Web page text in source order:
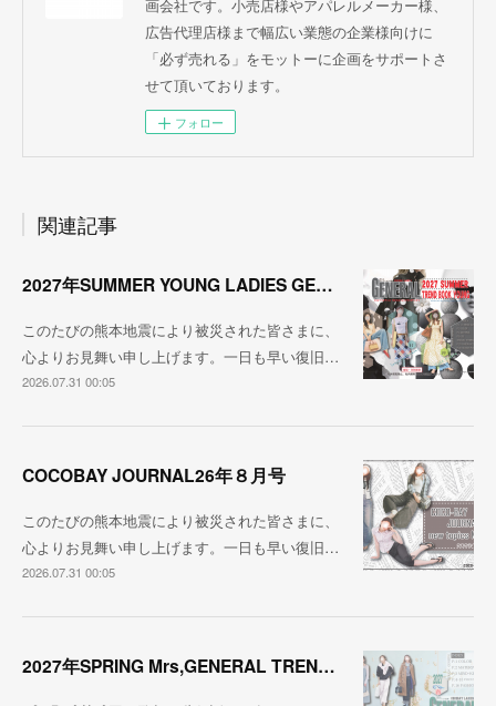
画会社です。小売店様やアパレルメーカー様、
広告代理店様まで幅広い業態の企業様向けに
「必ず売れる」をモットーに企画をサポートさ
せて頂いております。
フォロー
関連記事
2027年SUMMER YOUNG LADIES GENERAL TREND
このたびの熊本地震により被災された皆さまに、
心よりお見舞い申し上げます。一日も早い復旧…
2026.07.31 00:05
COCOBAY JOURNAL26年８月号
このたびの熊本地震により被災された皆さまに、
心よりお見舞い申し上げます。一日も早い復旧…
2026.07.31 00:05
2027年SPRING Mrs,GENERAL TREND BOOK